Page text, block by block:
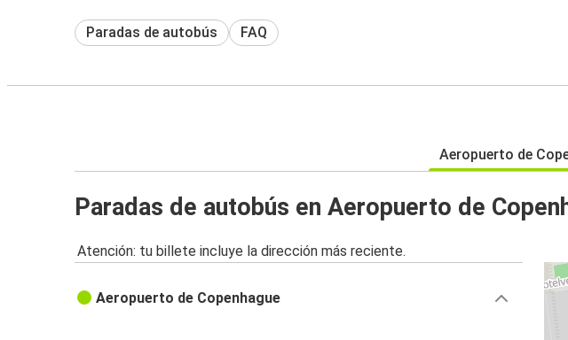
Paradas de autobús FAQ
Aeropuerto de
Paradas de autobús en Aeropuerto de
Atención: tu billete incluye la dirección más reciente.
Aeropuerto de Copenhague